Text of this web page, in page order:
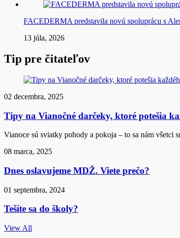
FACEDERMA predstavila novú spoluprácu s
13 júla, 2026
Tip pre čitateľov
02 decembra, 2025
Tipy na Vianočné darčeky, ktoré potešia
Vianoce sú sviatky pohody a pokoja – to sa nám všetci
08 marca, 2025
Dnes oslavujeme MDŽ. Viete prečo?
01 septembra, 2024
Tešíte sa do školy?
View All